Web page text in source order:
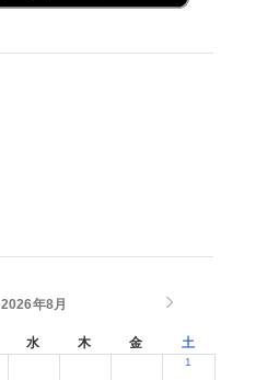
2026年8月
水 木 金 土
1